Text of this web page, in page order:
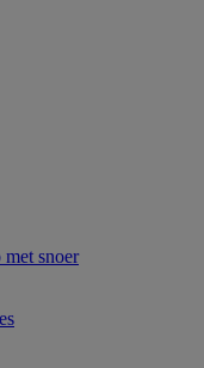
met snoer